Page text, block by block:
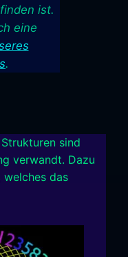
ist.
eine
.
sind
verwandt. Dazu
das